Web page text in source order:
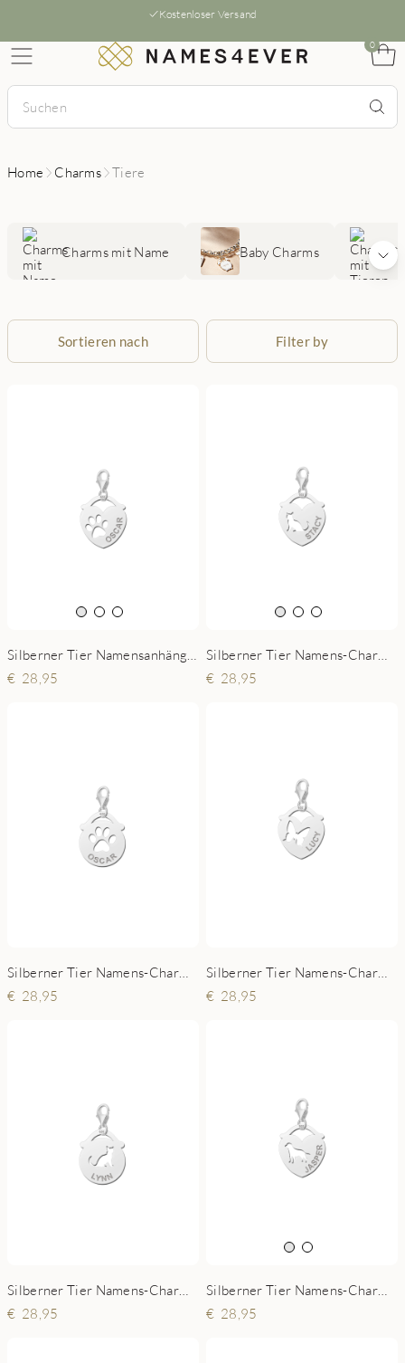
Kostenloser Versand
0
Home Charms Tiere
Charms mit Name Baby Charms
Sortieren nach Filter by
28,95
Silberner Tier Namens-Charms-Anhänger Herz Katze
28,95
Silberner Tier Namens-Charms-Anhänger rund Pfote
28,95
Silberner Tier Namens-Charms-Anhänger Herz Schmetterling
28,95
Silberner Tier Namens-Charms-Anhänger rund Katze
28,95
Silberner Tier Namens-Charms-Anhänger Herz Hund
28,95